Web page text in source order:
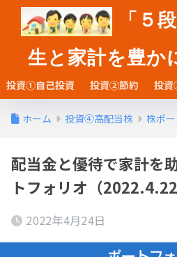
「５
生と家計を豊か
投資①自己投資 投資②節約 投
ホーム 投資④高配当株 株ポ
配当金と優待で家計を
トフォリオ（2022.4.22
2022年4月24日